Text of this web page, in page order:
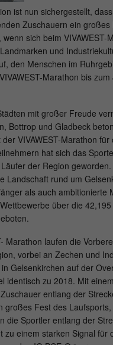
ist nun sichergestellt,
Zuschauern ein
sich beim
und
den Menschen im
Marathon bis
mit großer Freude
Bottrop und Gladbeck
VIVAWEST-Marathon
hat sich das
der Region
Landschaft rund um
als auch
über die
Marathon laufen die
vorbei an Zechen und
Gelsenkirchen auf der
identisch zu 2018. Mit
entlang der
großes Fest des
die Sportler entlang der
einem starken Signal
Running
Session
Purpose
Is used
views
Name _ga
Provider Google
Running
time
2 Jahre
Purpose
This
website
The
assign a
unique
Name _gid